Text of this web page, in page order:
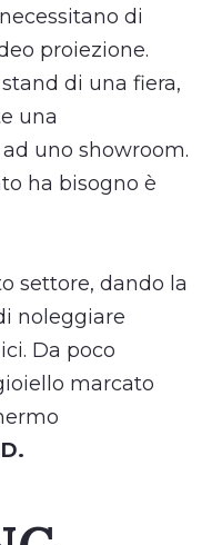
di
proiezione.
di una fiera,
una
uno showroom.
ha bisogno è
settore, dando la
noleggiare
Da poco
marcato